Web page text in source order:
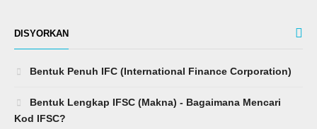
DISYORKAN
Bentuk Penuh IFC (International Finance Corporation)
Bentuk Lengkap IFSC (Makna) - Bagaimana Mencari
Kod IFSC?